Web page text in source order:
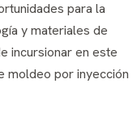
para la
y materiales de
incursionar en este
moldeo por inyección